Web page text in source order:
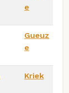
e
Gueuz
e
Kriek